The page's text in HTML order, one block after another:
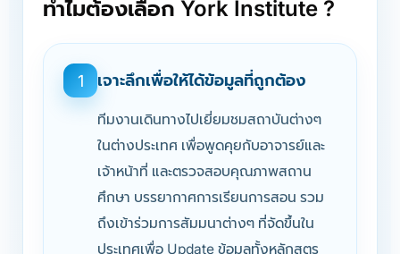
ทำไมต้องเลือก York Institute ?
1 เจาะลึกเพื่อให้ได้ข้อมูลที่ถูกต้อง
ทีมงานเดินทางไปเยี่ยมชมสถาบันต่างๆ
ในต่างประเทศ เพื่อพูดคุยกับอาจารย์และ
เจ้าหน้าที่ และตรวจสอบคุณภาพสถาน
ศึกษา บรรยากาศการเรียนการสอน รวม
ถึงเข้าร่วมการสัมมนาต่างๆ ที่จัดขึ้นใน
ประเทศเพื่อ Update ข้อมูลทั้งหลักสูตร